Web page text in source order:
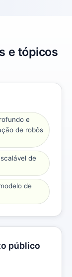
e tópicos
e
de robôs
de
de
público